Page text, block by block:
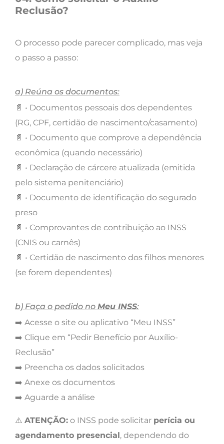
Reclusão?
O processo pode parecer complicado, mas veja
o passo a passo:
a) Reúna os documentos:
📄 • Documentos pessoais dos dependentes
(RG, CPF, certidão de nascimento/casamento)
📄 • Documento que comprove a dependência
econômica (quando necessário)
📄 • Declaração de cárcere atualizada (emitida
pelo sistema penitenciário)
📄 • Documento de identificação do segurado
preso
📄 • Comprovantes de contribuição ao INSS
(CNIS ou carnês)
📄 • Certidão de nascimento dos filhos menores
(se forem dependentes)
b) Faça o pedido no Meu INSS:
➡️ Acesse o site ou aplicativo “Meu INSS”
➡️ Clique em “Pedir Benefício por Auxílio-
Reclusão”
➡️ Preencha os dados solicitados
➡️ Anexe os documentos
➡️ Aguarde a análise
⚠️ ATENÇÃO: o INSS pode solicitar perícia ou
agendamento presencial, dependendo do